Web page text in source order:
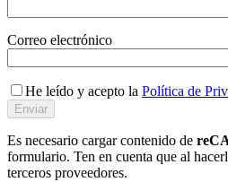
Correo electrónico
He leído y acepto la Política de
Es necesario cargar contenido de
formulario. Ten en cuenta que al
terceros proveedores.